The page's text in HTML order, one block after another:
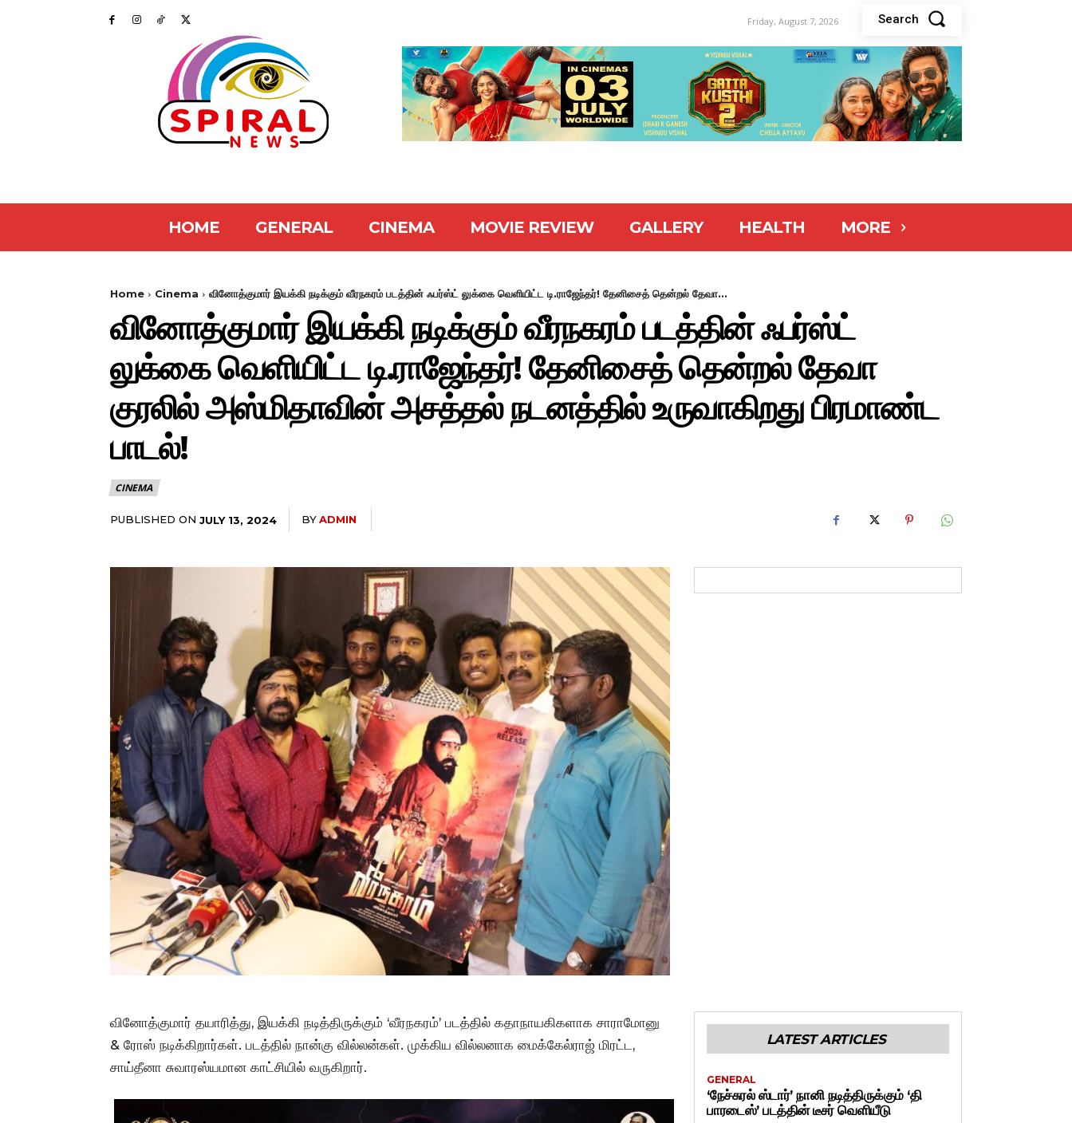
Friday, August 7, 2026 Search
HOME GENERAL CINEMA MOVIE REVIEW GALLERY HEALTH MORE
Home Cinema வினோத்குமார் இயக்கி நடிக்கும் வீரநகரம் படத்தின் ஃபர்ஸ்ட் லுக்கை வெளியிட்ட டி.ராஜேந்தர்! தேனிசைத் தென்றல் தேவா...
வினோத்குமார் இயக்கி நடிக்கும் வீரநகரம் படத்தின் ஃபர்ஸ்ட்
லுக்கை வெளியிட்ட டி.ராஜேந்தர்! தேனிசைத் தென்றல் தேவா
குரலில் அஸ்மிதாவின் அசத்தல் நடனத்தில் உருவாகிறது பிரமாண்ட
பாடல்!
CINEMA
PUBLISHED ON JULY 13, 2024 BYADMIN
வினோத்குமார் தயாரித்து, இயக்கி நடித்திருக்கும் ‘வீரநகரம்’ படத்தில் கதாநாயகிகளாக சாராமோனு
& ரோஸ்‌ நடிக்கிறார்கள். படத்தில் நான்கு வில்லன்கள். முக்கிய வில்லனாக மைக்கேல்ராஜ் மிரட்ட,
சாய்தீனா சுவாரஸ்யமான காட்சியில் வருகிறார்.
LATEST ARTICLES
GENERAL
‘நேச்சுரல் ஸ்டார்’ நானி நடித்திருக்கும் ‘தி
பாரடைஸ்’ படத்தின் டீசர் வெளியீடு